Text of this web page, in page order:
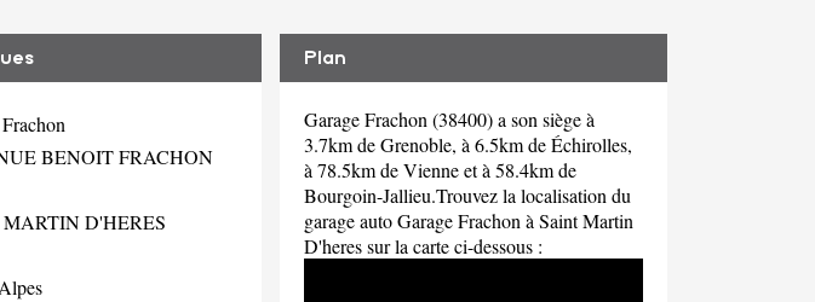
BENOIT FRACHON
D'HERES
Plan
Garage Frachon (38400) a son siège à
3.7km de Grenoble, à 6.5km de Échirolles,
à 78.5km de Vienne et à 58.4km de
Bourgoin-Jallieu.Trouvez la localisation du
garage auto Garage Frachon à Saint Martin
D'heres sur la carte ci-dessous :